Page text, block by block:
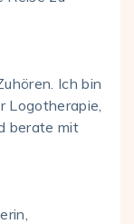
Ich bin
Logotherapie,
berate mit